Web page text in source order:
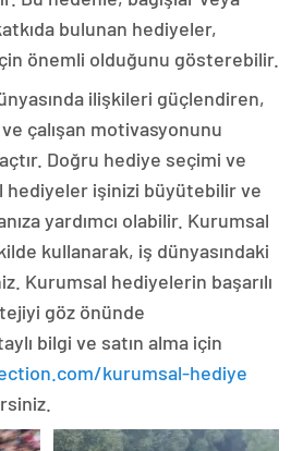
bulunan hediyeler,
önemli olduğunu gösterebilir.
ilişkileri güçlendiren,
çalışan motivasyonunu
Doğru hediye seçimi ve
işinizi büyütebilir ve
yardımcı olabilir. Kurumsal
kullanarak, iş dünyasındaki
Kurumsal hediyelerin başarılı
göz önünde
bilgi ve satın alma için
kurumsal-hediye